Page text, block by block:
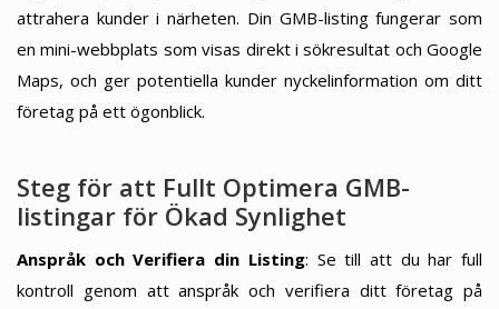
attrahera kunder i närheten. Din GMB-listing fungerar som
en mini-webbplats som visas direkt i sökresultat och Google
Maps, och ger potentiella kunder nyckelinformation om ditt
företag på ett ögonblick.
Steg för att Fullt Optimera GMB-
listingar för Ökad Synlighet
Anspråk och Verifiera din Listing: Se till att du har full
kontroll genom att anspråk och verifiera ditt företag på